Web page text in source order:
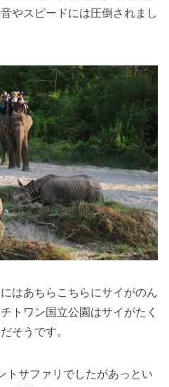
やスピードには圧倒されまし
はあちらこちらにサイがのん
トワン国立公園はサイがたく
そうです。
トサファリでしたがあっとい